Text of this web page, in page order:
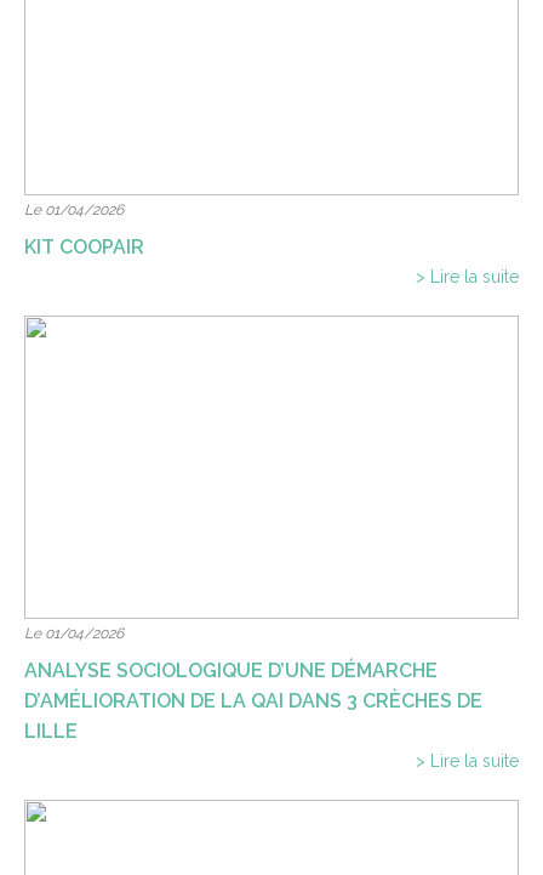
Le 01/04/2026
KIT COOPAIR
> Lire la suite
Le 01/04/2026
ANALYSE SOCIOLOGIQUE D’UNE DÉMARCHE
D’AMÉLIORATION DE LA QAI DANS 3 CRÈCHES DE
LILLE
> Lire la suite